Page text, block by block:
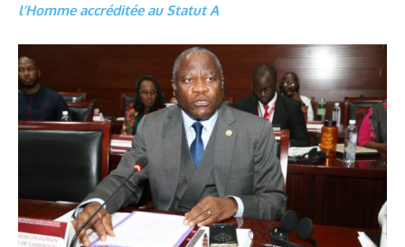
l’Homme accréditée au Statut A